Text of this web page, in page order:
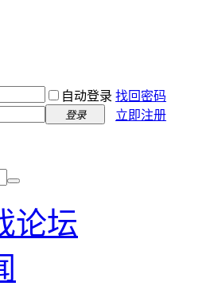
自动登录 找回密码
登录 立即注册
论坛